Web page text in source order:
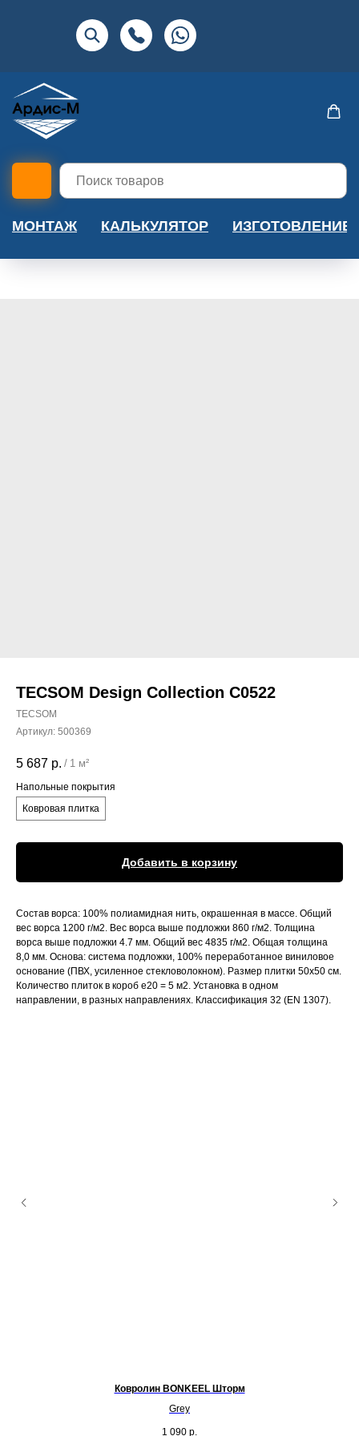
МОНТАЖ КАЛЬКУЛЯТОР ИЗГОТОВЛЕНИЕ
TECSOM Design Collection C0522
TECSOM
Артикул: 500369
5 687 р. / 1 м²
Напольные покрытия
Ковровая плитка
Добавить в корзину
Состав ворса: 100% полиамидная нить, окрашенная в массе. Общий
вес ворса 1200 г/м2. Вес ворса выше подложки 860 г/м2. Толщина
ворса выше подложки 4.7 мм. Общий вес 4835 г/м2. Общая толщина
8,0 мм. Основа: система подложки, 100% переработанное виниловое
основание (ПВХ, усиленное стекловолокном). Размер плитки 50x50 см.
Количество плиток в короб е20 = 5 м2. Установка в одном
направлении, в разных направлениях. Классификация 32 (EN 1307).
Ковролин BONKEEL Шторм
Grey
1 090 р.